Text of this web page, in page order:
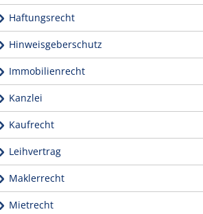
Haftungsrecht
Hinweisgeberschutz
Immobilienrecht
Kanzlei
Kaufrecht
Leihvertrag
Maklerrecht
Mietrecht